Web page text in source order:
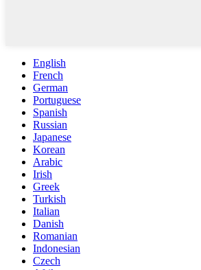
English
French
German
Portuguese
Spanish
Russian
Japanese
Korean
Arabic
Irish
Greek
Turkish
Italian
Danish
Romanian
Indonesian
Czech